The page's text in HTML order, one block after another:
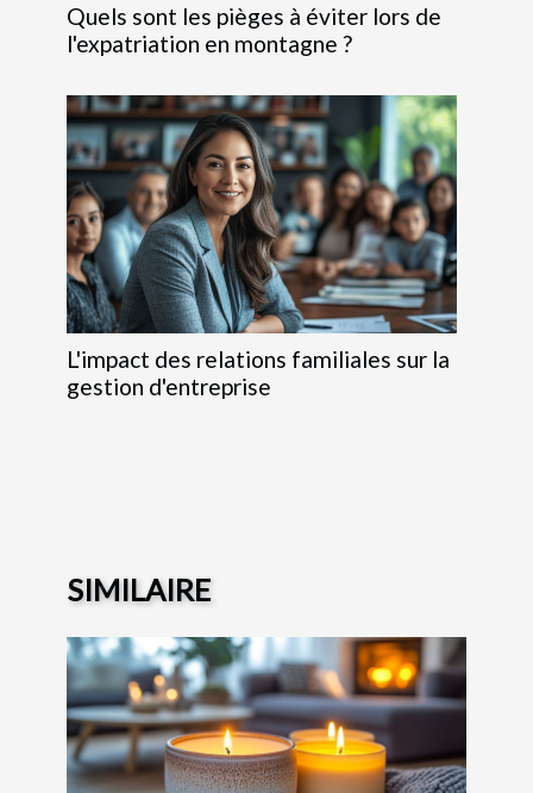
Quels sont les pièges à éviter lors de
l'expatriation en montagne ?
L'impact des relations familiales sur la
gestion d'entreprise
SIMILAIRE